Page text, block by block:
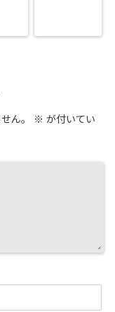
ん。 ※ が付いてい